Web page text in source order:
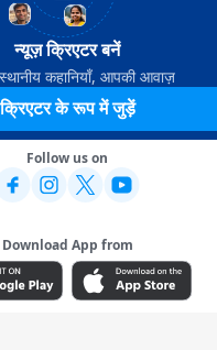
न्यूज़ क्रिएटर बनें
कहानियाँ, आपकी आवाज़
क्रिएटर के रूप में जुड़ें
Follow us on
Download App from
ADVERTISEMENT